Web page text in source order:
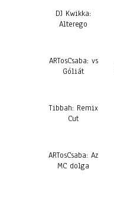
DJ Kwikka:
Alterego
ARTosCsaba: vs
Góliát
Tibbah: Remix
Cut
ARTosCsaba: Az
MC dolga